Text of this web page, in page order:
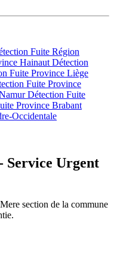
Fuite Région
Hainaut Détection
Fuite Province Liège
Fuite Province
Détection Fuite
Province Brabant
Occidentale
Service Urgent
section de la commune